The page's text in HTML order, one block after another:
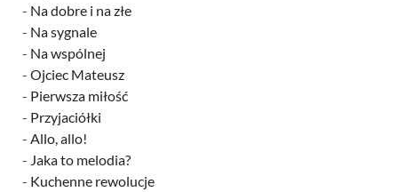
- Na dobre i na złe
- Na sygnale
- Na wspólnej
- Ojciec Mateusz
- Pierwsza miłość
- Przyjaciółki
- Allo, allo!
- Jaka to melodia?
- Kuchenne rewolucje